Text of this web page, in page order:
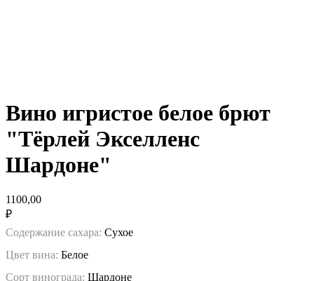
Вино игристое белое брют
"Тёрлей Экселленс
Шардоне"
1100,00
₽
Содержание сахара: Сухое
Цвет вина: Белое
Сорт винограда: Шардоне